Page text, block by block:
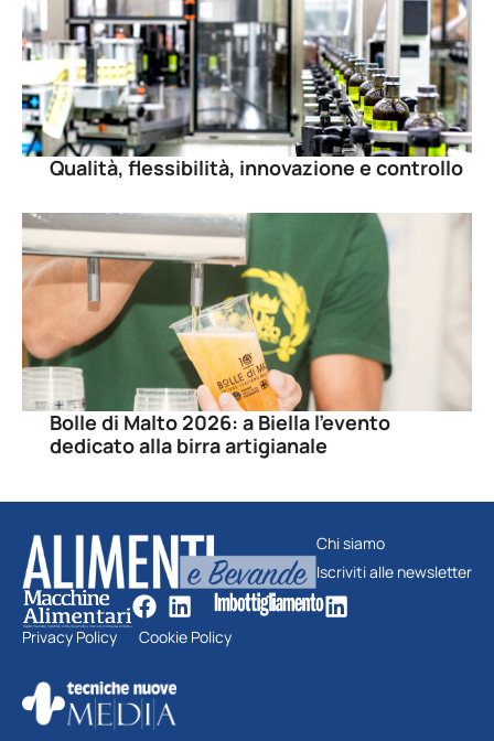
Qualità, flessibilità, innovazione e controllo
Bolle di Malto 2026: a Biella l’evento
dedicato alla birra artigianale
Chi siamo
Iscriviti alle newsletter
Privacy Policy Cookie Policy